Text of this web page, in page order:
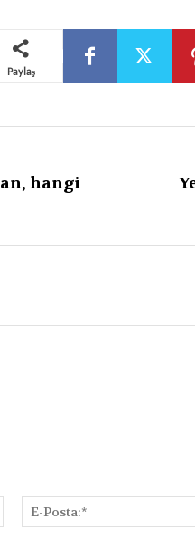
Paylaş
hangi
İsim:*